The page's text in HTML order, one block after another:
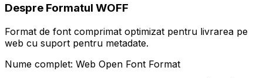
Despre Formatul WOFF
Format de font comprimat optimizat pentru livrarea pe
web cu suport pentru metadate.
Nume complet: Web Open Font Format